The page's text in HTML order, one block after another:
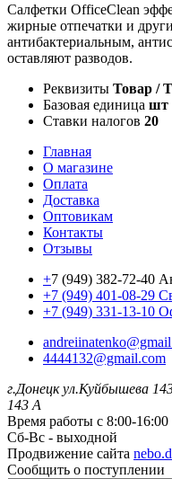
Салфетки OfficeClean
жирные отпечатки и
антибактериальным,
оставляют разводов.
Реквизиты Товар /
Базовая единица шт
Ставки налогов 20
Главная
О магазине
Оплата
Доставка
Оптовикам
Контакты
Отзывы
+7 (949) 382-72-40
+7 (949) 401-08-29
+7 (949) 331-13-10
4444132@gmail.com
г.Донецк ул.Куйбышева
143 А
Время работы с 8:00-16:00
Сб-Вс - выходной
Продвижение сайта
Сообщить о поступлении